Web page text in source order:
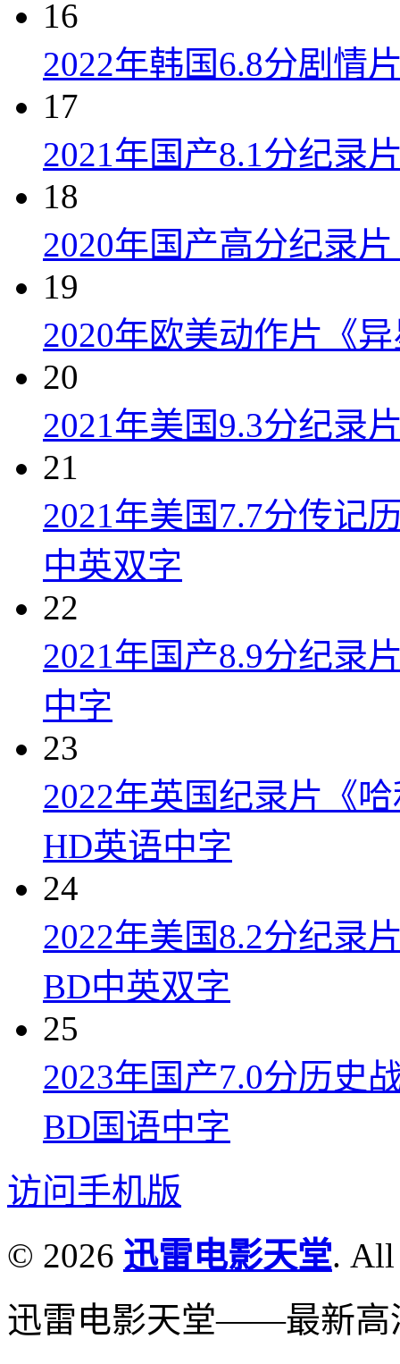
16
2022年韩国6.8分剧情
17
2021年国产8.1分纪录
18
2020年国产高分纪录
19
2020年欧美动作片《
20
2021年美国9.3分纪录
21
2021年美国7.7分传记
中英双字
22
2021年国产8.9分纪录
中字
23
2022年英国纪录片《
HD英语中字
24
2022年美国8.2分纪录
BD中英双字
25
2023年国产7.0分历史
BD国语中字
访问手机版
© 2026 迅雷电影天堂. All
迅雷电影天堂——最新高